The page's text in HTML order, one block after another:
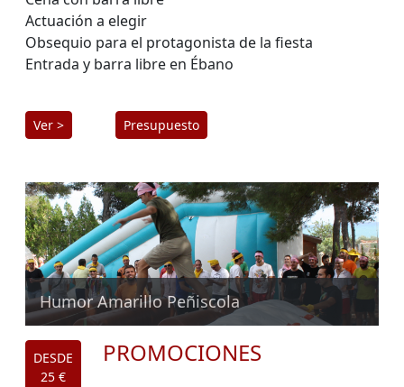
Actuación a elegir
Obsequio para el protagonista de la fiesta
Entrada y barra libre en Ébano
Ver > Presupuesto
Humor Amarillo Peñiscola
DESDE
25 €
PROMOCIONES